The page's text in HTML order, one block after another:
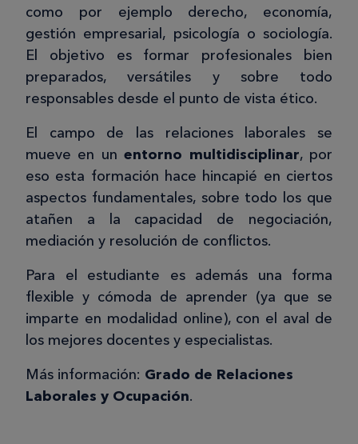
como por ejemplo derecho, economía,
gestión empresarial, psicología o sociología.
El objetivo es formar profesionales bien
preparados, versátiles y sobre todo
responsables desde el punto de vista ético.
El campo de las relaciones laborales se
mueve en unentorno multidisciplinar, por
eso esta formación hace hincapié en ciertos
aspectos fundamentales, sobre todo los que
atañen a la capacidad de negociación,
mediación y resolución de conflictos.
Para el estudiante es además una forma
flexible y cómoda de aprender (ya que se
imparte en modalidad online), con el aval de
los mejores docentes y especialistas.
Más información: Grado de Relaciones
Laborales y Ocupación.